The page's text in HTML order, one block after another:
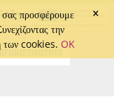
×
προσφέρουμε
την
των cookies. OK